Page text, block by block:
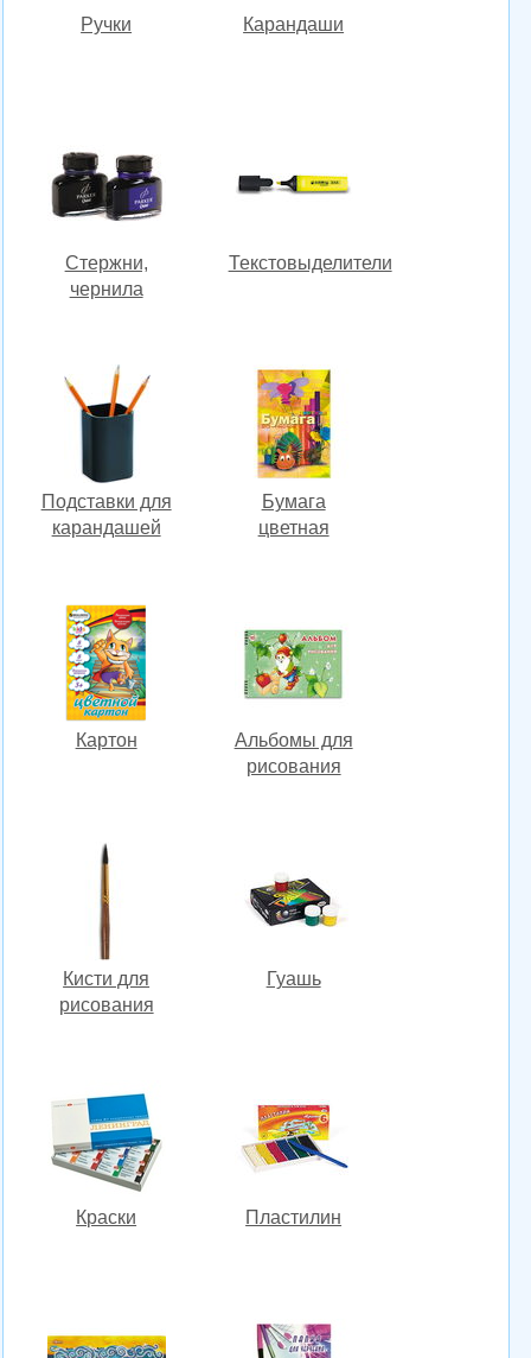
Ручки Карандаши
Стержни,
чернила
Текстовыделители
Подставки для
карандашей
Бумага
цветная
Картон
Альбомы для
рисования
Кисти для
рисования
Гуашь
Краски Пластилин